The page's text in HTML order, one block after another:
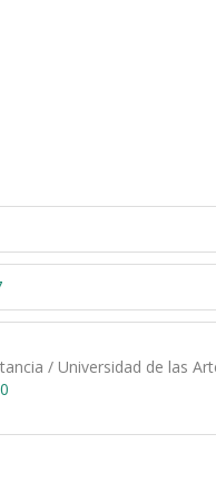
/ Universidad de las